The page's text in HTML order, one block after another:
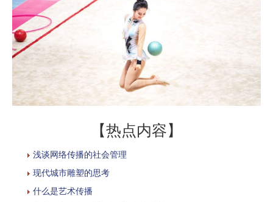
【热点内容】
浅谈网络传播的社会管理
现代城市雕塑的思考
什么是艺术传播